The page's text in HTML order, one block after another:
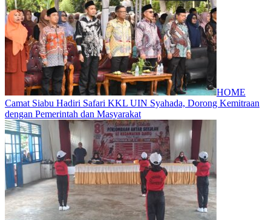
HOME
Camat Siabu Hadiri Safari KKL UIN Syahada, Dorong Kemitraan
dengan Pemerintah dan Masyarakat